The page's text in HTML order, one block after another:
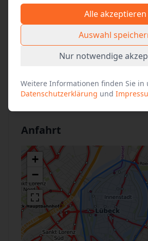
Grad der Behinderung ab 50?%
Eintritt in alle teilnehmenden
Kosten Day Pass Plus : 1
Anfahrt
+
−
Alle akzeptieren
Auswahl
Nur notwendige
Weitere Informationen finden Sie in
Datenschutzerklärung und